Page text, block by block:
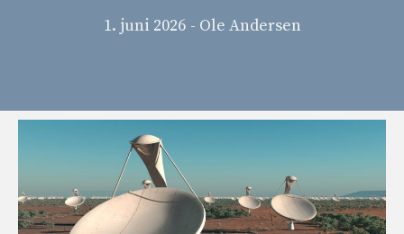
1. juni 2026 - Ole Andersen